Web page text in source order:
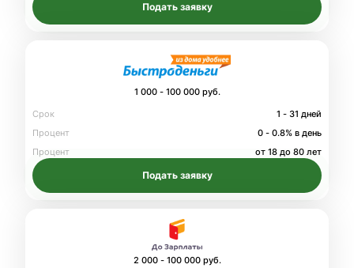
Подать заявку
1 000 - 100 000 руб.
Срок
1 - 31 дней
Процент
0 - 0.8% в день
Процент
от 18 до 80 лет
Подать заявку
2 000 - 100 000 руб.